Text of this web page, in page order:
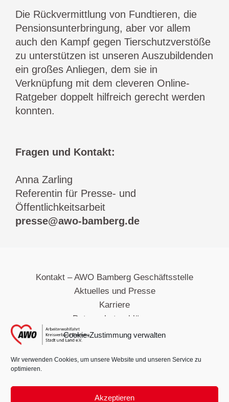
Cookie-Zustimmung verwalten
Wir verwenden Cookies, um unsere Website und unseren Service zu
optimieren.
Akzeptieren
Die Rückvermittlung von Fundtieren, die
Pensionsunterbringung, aber vor allem
auch den Kampf gegen Tierschutzverstöße
zu unterstützen ist unseren Auszubildenden
ein großes Anliegen, dem sie in
Verknüpfung mit dem cleveren Online-
Ratgeber doppelt hilfreich gerecht werden
konnten.
Fragen und Kontakt:
Anna Zarling
Referentin für Presse- und
Öffentlichkeitsarbeit
presse@awo-bamberg.de
Kontakt – AWO Bamberg Geschäftsstelle
Aktuelles und Presse
Karriere
Datenschutzerklärung
Impressum
Cookie-Richtlinie